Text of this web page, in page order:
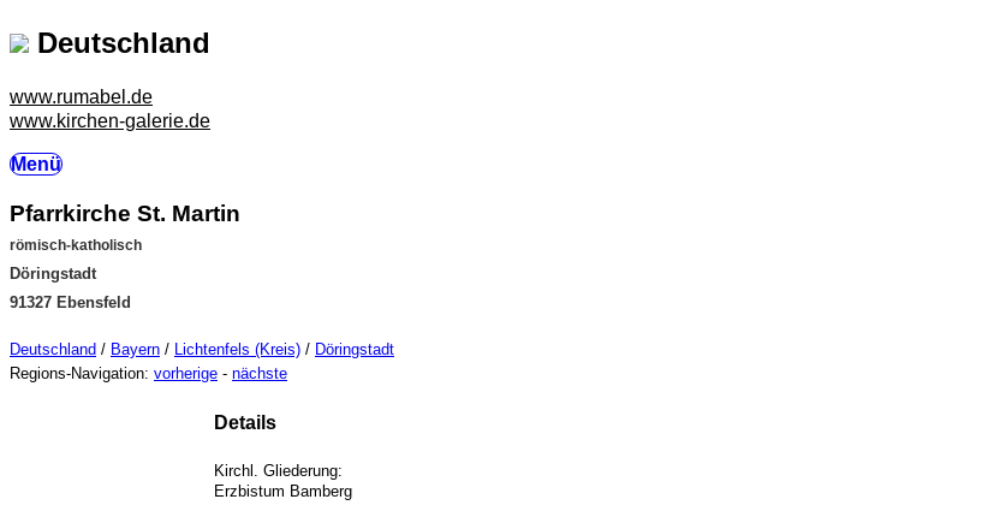
Deutschland
www.rumabel.de
www.kirchen-galerie.de
Menü
Pfarrkirche St. Martin
römisch-katholisch
Döringstadt
91327 Ebensfeld
Deutschland / Bayern / Lichtenfels (Kreis) / Döringstadt
Regions-Navigation: vorherige - nächste
Details
Kirchl. Gliederung:
Erzbistum Bamberg